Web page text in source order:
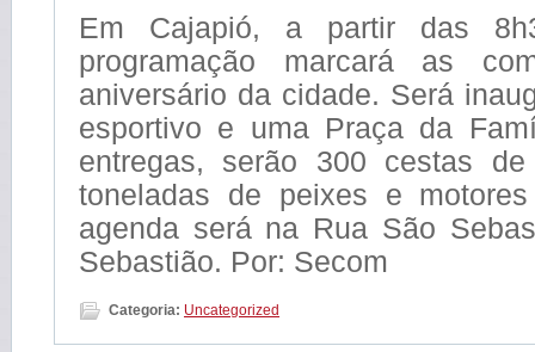
Em Cajapió, a partir das
programação marcará as
aniversário da cidade. Será
esportivo e uma Praça da
entregas, serão 300 cestas
toneladas de peixes e
agenda será na Rua São
Sebastião. Por: Secom
Categoria: Uncategorized